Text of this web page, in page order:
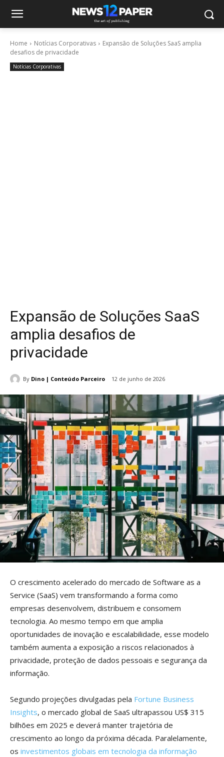
Home Notícias Corporativas
Expansão de Soluções SaaS amplia
desafios de privacidade
Notícias Corporativas
Expansão de Soluções SaaS
amplia desafios de
privacidade
By Dino | Conteúdo Parceiro 12 de junho de 2026
O crescimento acelerado do mercado de Software as a
Service (SaaS) vem transformando a forma como
empresas desenvolvem, distribuem e consomem
tecnologia. Ao mesmo tempo em que amplia
oportunidades de inovação e escalabilidade, esse modelo
também aumenta a exposição a riscos relacionados à
privacidade, proteção de dados pessoais e segurança da
informação.
Segundo projeções divulgadas pela Fortune Business
Insights, o mercado global de SaaS ultrapassou US$ 315
bilhões em 2025 e deverá manter trajetória de
crescimento ao longo da próxima década. Paralelamente,
os investimentos globais em tecnologia da informação